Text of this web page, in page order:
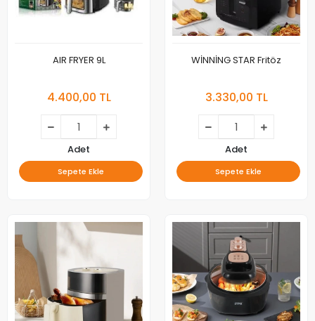
AIR FRYER 9L
4.400,00 TL
Adet
Sepete Ekle
WİNNİNG STAR Fritöz
3.330,00 TL
Adet
Sepete Ekle